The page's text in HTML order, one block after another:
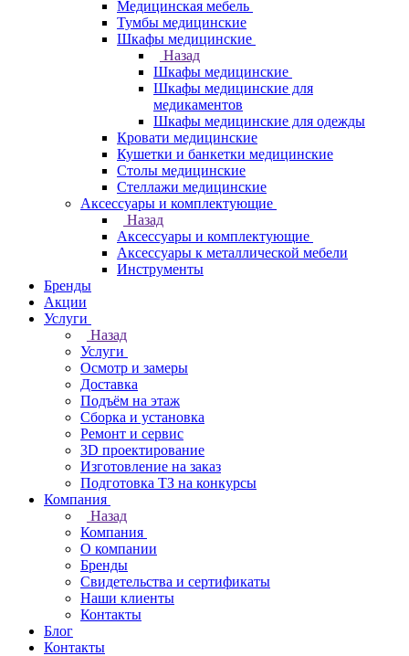
Медицинская мебель
Тумбы медицинские
Шкафы медицинские
Назад
Шкафы медицинские
Шкафы медицинские для
медикаментов
Шкафы медицинские для одежды
Кровати медицинские
Кушетки и банкетки медицинские
Столы медицинские
Стеллажи медицинские
Аксессуары и комплектующие
Назад
Аксессуары и комплектующие
Аксессуары к металлической мебели
Инструменты
Бренды
Акции
Услуги
Назад
Услуги
Осмотр и замеры
Доставка
Подъём на этаж
Сборка и установка
Ремонт и сервис
3D проектирование
Изготовление на заказ
Подготовка ТЗ на конкурсы
Компания
Назад
Компания
О компании
Бренды
Свидетельства и сертификаты
Наши клиенты
Контакты
Блог
Контакты